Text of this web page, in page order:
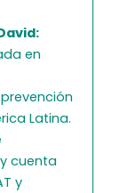
en
Latina.
cuenta
y